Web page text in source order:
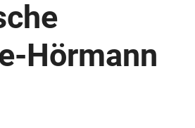
Hörmann